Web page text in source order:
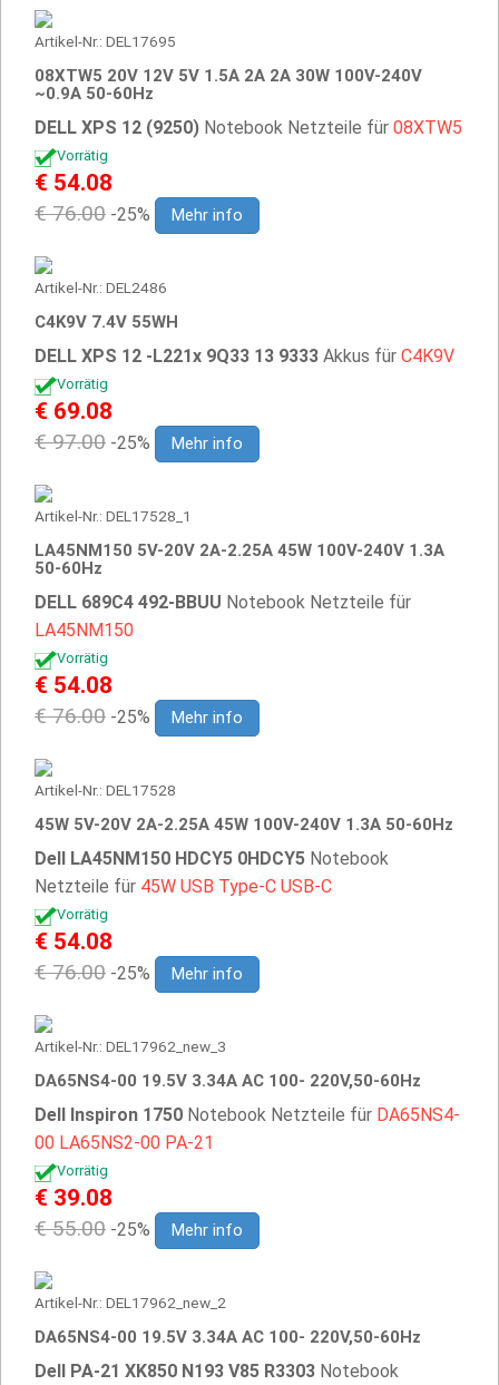
Artikel-Nr.: DEL17695
08XTW5 20V 12V 5V 1.5A 2A 2A 30W 100V-240V
~0.9A 50-60Hz
DELL XPS 12 (9250) Notebook Netzteile für 08XTW5
Vorrätig
€ 54.08
€ 76.00 -25% Mehr info
Artikel-Nr.: DEL2486
C4K9V 7.4V 55WH
DELL XPS 12 -L221x 9Q33 13 9333 Akkus für C4K9V
Vorrätig
€ 69.08
€ 97.00 -25% Mehr info
Artikel-Nr.: DEL17528_1
LA45NM150 5V-20V 2A-2.25A 45W 100V-240V 1.3A
50-60Hz
DELL 689C4 492-BBUU Notebook Netzteile für
LA45NM150
Vorrätig
€ 54.08
€ 76.00 -25% Mehr info
Artikel-Nr.: DEL17528
45W 5V-20V 2A-2.25A 45W 100V-240V 1.3A 50-60Hz
Dell LA45NM150 HDCY5 0HDCY5 Notebook
Netzteile für 45W USB Type-C USB-C
Vorrätig
€ 54.08
€ 76.00 -25% Mehr info
Artikel-Nr.: DEL17962_new_3
DA65NS4-00 19.5V 3.34A AC 100- 220V,50-60Hz
Dell Inspiron 1750 Notebook Netzteile für DA65NS4-
00 LA65NS2-00 PA-21
Vorrätig
€ 39.08
€ 55.00 -25% Mehr info
Artikel-Nr.: DEL17962_new_2
DA65NS4-00 19.5V 3.34A AC 100- 220V,50-60Hz
Dell PA-21 XK850 N193 V85 R3303 Notebook